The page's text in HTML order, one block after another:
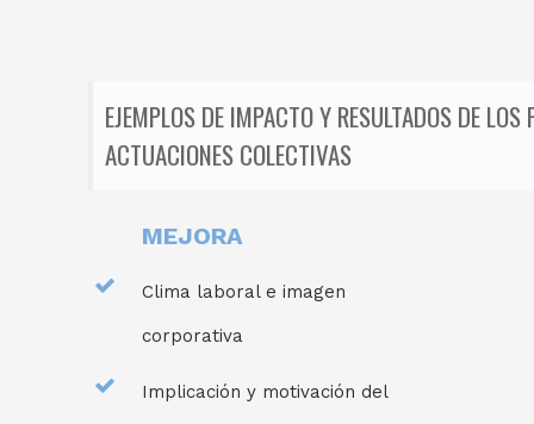
EJEMPLOS DE IMPACTO Y RESULTADOS DE
ACTUACIONES COLECTIVAS
MEJORA
Clima laboral e imagen
corporativa
Implicación y motivación del